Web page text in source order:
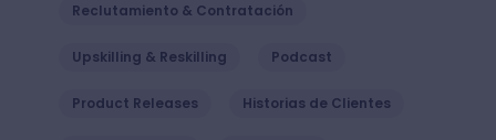
Reclutamiento & Contratación
Upskilling & Reskilling Podcast
Product Releases Historias de Clientes